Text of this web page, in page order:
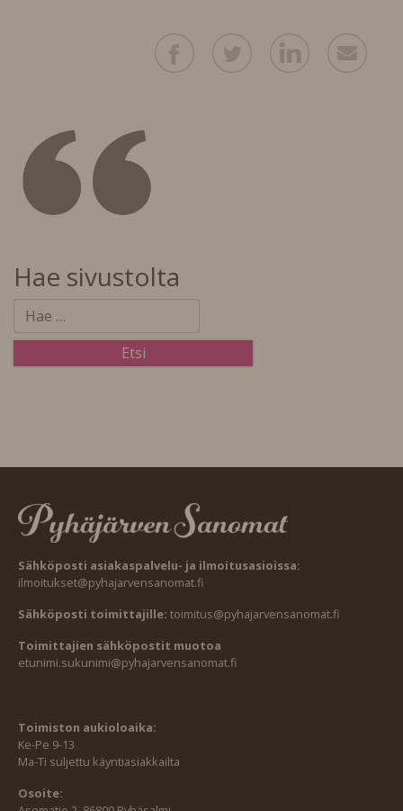
Hae sivustolta
Sähköposti asiakaspalvelu- ja ilmoitusasioissa:
ilmoitukset@pyhajarvensanomat.fi
Sähköposti toimittajille: toimitus@pyhajarvensanomat.fi
Toimittajien sähköpostit muotoa
etunimi.sukunimi@pyhajarvensanomat.fi
Toimiston aukioloaika:
Ke-Pe 9-13
Ma-Ti suljettu käyntiasiakkailta
Osoite: